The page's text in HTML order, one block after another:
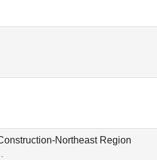
Northeast Region